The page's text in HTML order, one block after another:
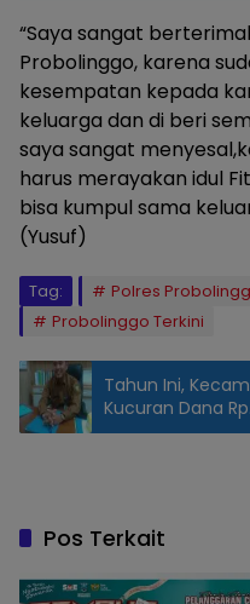
“Saya sangat
Probolinggo, karena
kesempatan kepada
keluarga dan di beri
saya sangat
harus merayakan idul
bisa kumpul sama
(Yusuf)
Tag: Polres
Probolinggo Terkini
Tahun Ini,
Kucuran Dana
Pos Terkait